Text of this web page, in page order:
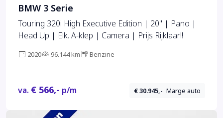
BMW 3 Serie
Touring 320i High Executive Edition | 20'' | Pano |
Head Up | Elk. A-klep | Camera | Prijs Rijklaar!!
2020 96.144 km Benzine
va. € 566,- p/m € 30.945,- Marge auto